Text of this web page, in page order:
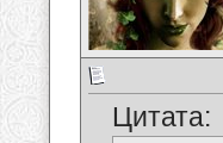
Цитата: